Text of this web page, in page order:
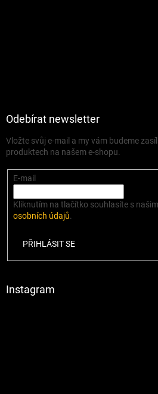
Odebírat newsletter
Vložte svůj e-mail a my vám budeme
produktech na našem e-shopu.
E-mail
Kliknutím na tlačítko souhlasíte s
osobních údajů.
PŘIHLÁSIT SE
Instagram